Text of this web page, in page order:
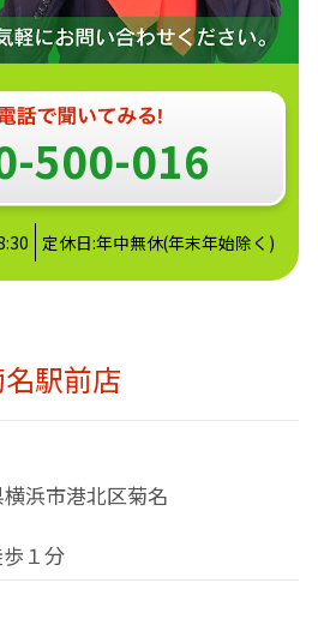
500-016
定休日:年中無休(年末年始除く)
駅前店
浜市港北区菊名
歩１分